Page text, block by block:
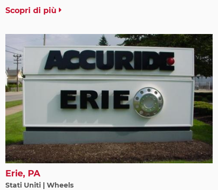
Scopri di più
Erie, PA
Stati Uniti | Wheels